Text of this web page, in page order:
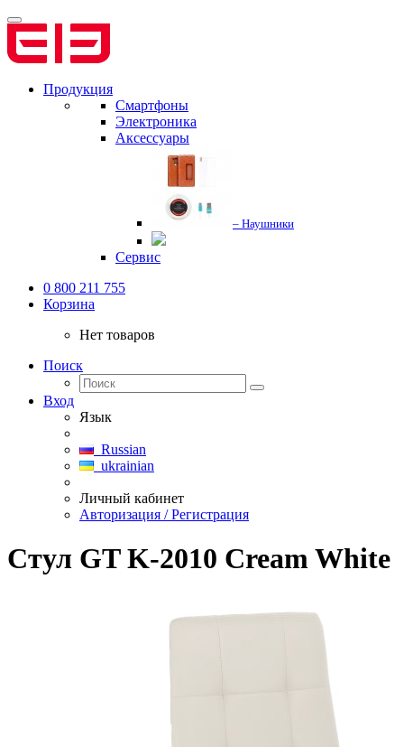
Продукция
Смартфоны
Электроника
Аксессуары
– Наушники
Сервис
0 800 211 755
Корзина
Нет товаров
Поиск
Вход
Язык
Russian
ukrainian
Личный кабинет
Авторизация / Регистрация
Стул GT K-2010 Cream White